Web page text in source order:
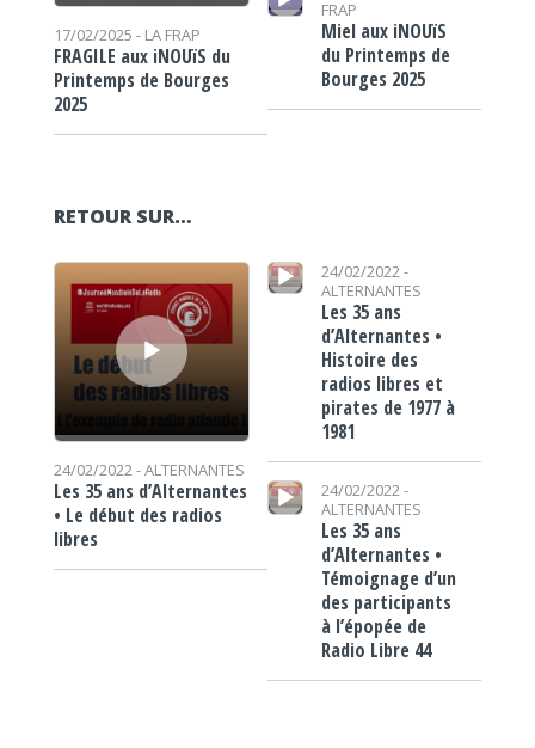
17/02/2025 - LA FRAP
FRAGILE aux iNOUïS du
Printemps de Bourges
2025
FRAP
Miel aux iNOUïS
du Printemps de
Bourges 2025
RETOUR SUR…
Lecteur audio
24/02/2022 -ALTERNANTES
Les 35 ans d’Alternantes
• Le début des radios
libres
Lecteur audio
24/02/2022 -
ALTERNANTES
Les 35 ans
d’Alternantes •
Histoire des
radios libres et
pirates de 1977 à
1981
Lecteur audio
24/02/2022 -
ALTERNANTES
Les 35 ans
d’Alternantes •
Témoignage d’un
des participants
à l’épopée de
Radio Libre 44